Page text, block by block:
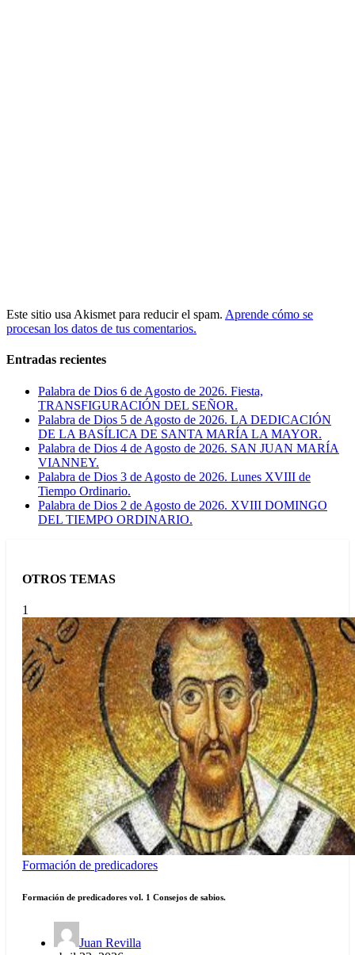
Este sitio usa Akismet para reducir el spam. Aprende cómo se
procesan los datos de tus comentarios.
Entradas recientes
Palabra de Dios 6 de Agosto de 2026. Fiesta,
TRANSFIGURACIÓN DEL SEÑOR.
Palabra de Dios 5 de Agosto de 2026. LA DEDICACIÓN
DE LA BASÍLICA DE SANTA MARÍA LA MAYOR.
Palabra de Dios 4 de Agosto de 2026. SAN JUAN MARÍA
VIANNEY.
Palabra de Dios 3 de Agosto de 2026. Lunes XVIII de
Tiempo Ordinario.
Palabra de Dios 2 de Agosto de 2026. XVIII DOMINGO
DEL TIEMPO ORDINARIO.
OTROS TEMAS
1
Formación de predicadores
Formación de predicadores vol. 1 Consejos de sabios.
Juan Revilla